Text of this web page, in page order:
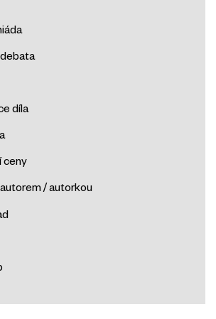
/ debata
díla
ceny
/ autorkou